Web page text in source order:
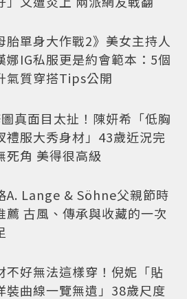
胎單身大作戰2》美女主持人
娜IG私服更是約會範本：5個
氣質穿搭Tips公開
真面目太扯！陳妍希「低胸
禮服大秀身材」43歲近況完
死角 美得很高級
A. Lange & Söhne父親節時
薦 古風、傳承與收藏的一次
不好無法這樣穿！倪妮「貼
裝曲線一覽無遺」38歲尺度